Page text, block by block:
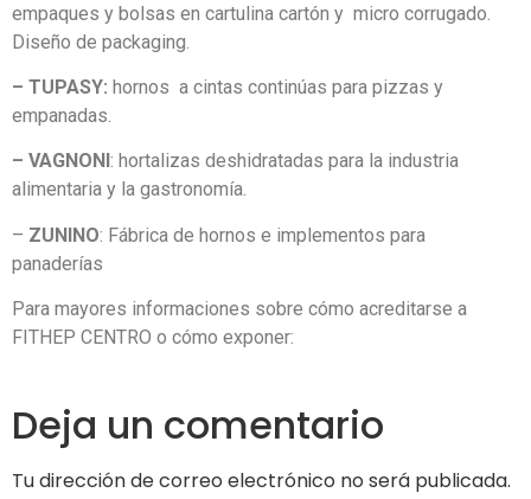
empaques y bolsas en cartulina cartón y micro corrugado.
Diseño de packaging.
– TUPASY: hornos a cintas continúas para pizzas y
empanadas.
– VAGNONI : hortalizas deshidratadas para la industria
alimentaria y la gastronomía.
– ZUNINO: Fábrica de hornos e implementos para
panaderías
Para mayores informaciones sobre cómo acreditarse a
FITHEP CENTRO o cómo exponer:
Deja un comentario
Tu dirección de correo electrónico no será publicada.